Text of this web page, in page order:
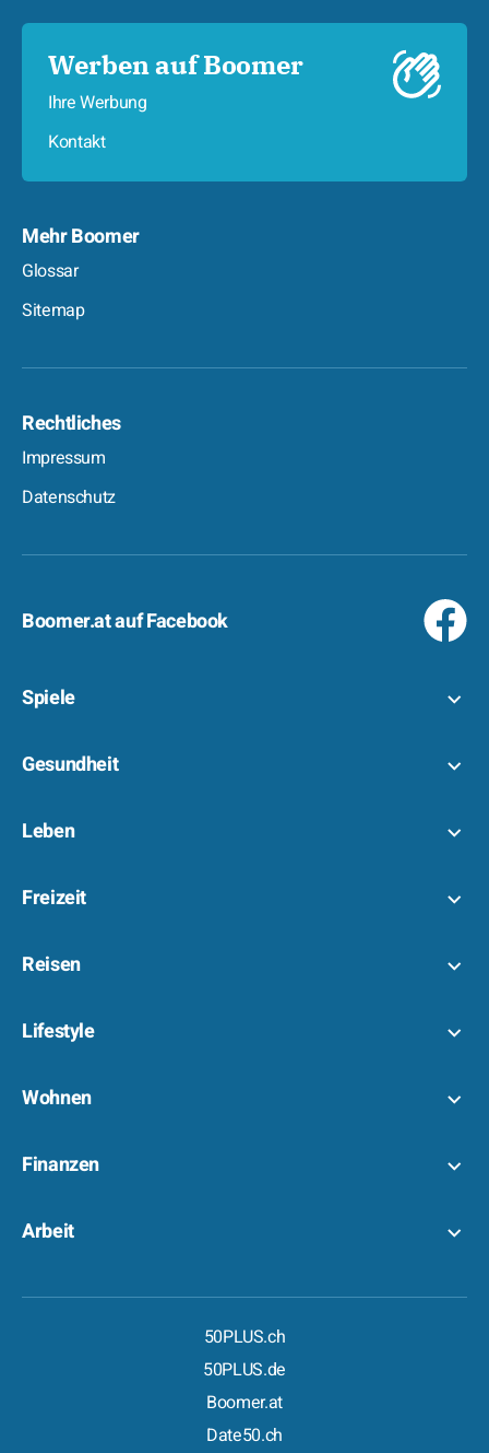
Werben auf Boomer
Ihre Werbung
Kontakt
Mehr Boomer
Glossar
Sitemap
Rechtliches
Impressum
Datenschutz
Boomer.at auf Facebook
Spiele
Gesundheit
Leben
Freizeit
Reisen
Lifestyle
Wohnen
Finanzen
Arbeit
50PLUS.ch
50PLUS.de
Boomer.at
Date50.ch